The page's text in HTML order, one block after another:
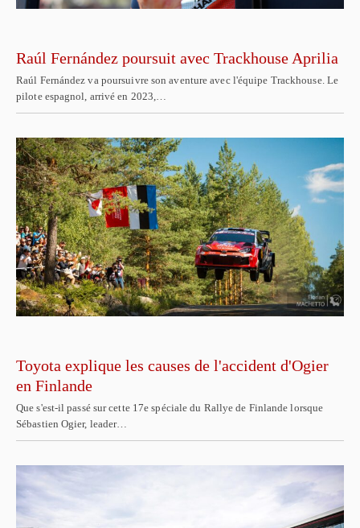
Raúl Fernández poursuit avec Trackhouse Aprilia
Raúl Fernández va poursuivre son aventure avec l'équipe Trackhouse. Le
pilote espagnol, arrivé en 2023,…
Toyota explique les causes de l'accident d'Ogier
en Finlande
Que s'est-il passé sur cette 17e spéciale du Rallye de Finlande lorsque
Sébastien Ogier, leader…